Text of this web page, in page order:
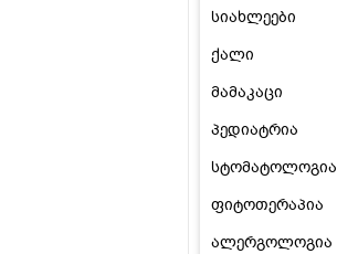
სიახლეები
ქალი
მამაკაცი
პედიატრია
სტომატოლოგია
ფიტოთერაპია
ალერგოლოგია